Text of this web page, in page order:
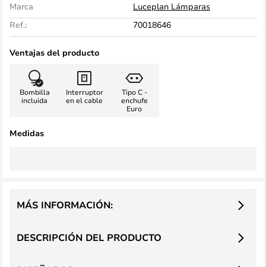
Marca
Luceplan Lámparas
Ref.:
70018646
Ventajas del producto
Bombilla
incluida
Interruptor
en el cable
Tipo C -
enchufe
Euro
Medidas
DESCRIPCIÓN DEL PRODUCTO
MÁS INFORMACIÓN: